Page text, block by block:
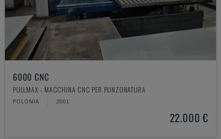
6000 CNC
PULLMAX - MACCHINA CNC PER PUNZONATURA
POLONIA 2001
22.000 €